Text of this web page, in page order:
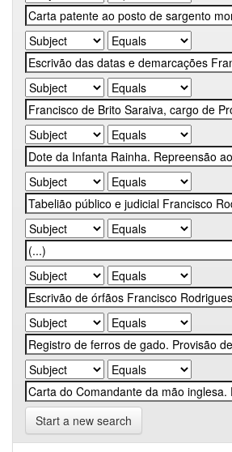
Start a new search